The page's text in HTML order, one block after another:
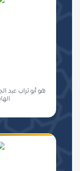
هو أبو تراب عبد